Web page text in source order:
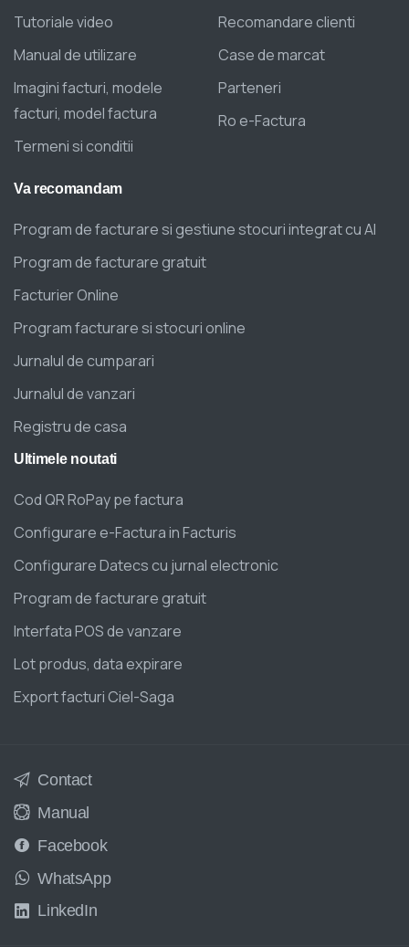
Tutoriale video
Manual de utilizare
Imagini facturi, modele
facturi, model factura
Termeni si conditii
Recomandare clienti
Case de marcat
Parteneri
Ro e-Factura
Va recomandam
Program de facturare si gestiune stocuri integrat cu AI
Program de facturare gratuit
Facturier Online
Program facturare si stocuri online
Jurnalul de cumparari
Jurnalul de vanzari
Registru de casa
Ultimele noutati
Cod QR RoPay pe factura
Configurare e-Factura in Facturis
Configurare Datecs cu jurnal electronic
Program de facturare gratuit
Interfata POS de vanzare
Lot produs, data expirare
Export facturi Ciel-Saga
Contact
Manual
Facebook
WhatsApp
LinkedIn